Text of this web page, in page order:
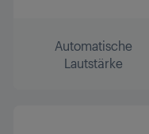
Automatische
Lautstärke